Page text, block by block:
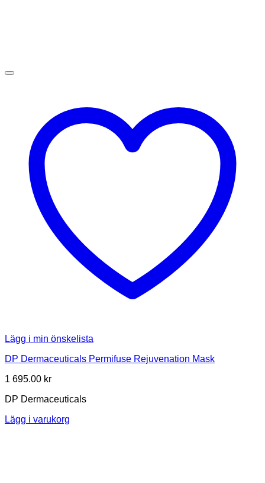
Lägg i min önskelista
DP Dermaceuticals Permifuse Rejuvenation Mask
1 695.00 kr
DP Dermaceuticals
Lägg i varukorg